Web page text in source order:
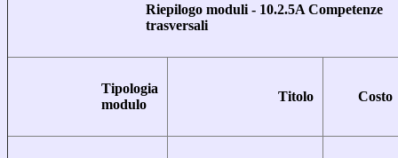
Riepilogo moduli - 10.2.5A Competenze
trasversali
Tipologia
modulo
Titolo Costo